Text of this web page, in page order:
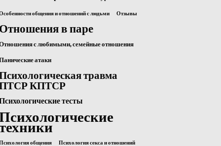
общения и отношений с людьми Отзывы
в паре
с любимыми, семейные отношения
атаки
травма
КПТСР
тесты
общения Психология секса и отношений